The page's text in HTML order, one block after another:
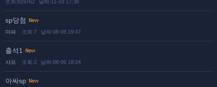
조회:819762 날짜:11-03 17:38
sp당첨
마파 조회:7 날짜:08-06 19:47
출석1
샤프 조회:2 날짜:08-06 18:24
아싸sp